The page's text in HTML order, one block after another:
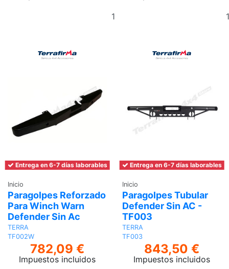
Entrega en 6-7 días laborables
Inicio
Paragolpes Reforzado
Para Winch Warn
Defender Sin Ac
TERRA
TF002W
782,09 €
Impuestos incluidos
Entrega en 6-7 días laborables
Inicio
Paragolpes Tubular
Defender Sin AC -
TF003
TERRA
TF003
843,50 €
Impuestos incluidos